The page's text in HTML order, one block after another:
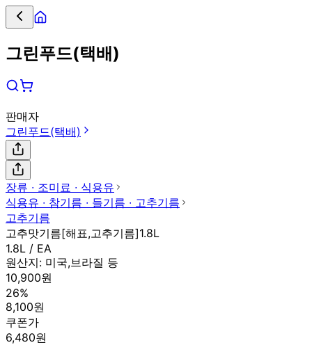
그린푸드(택배)
판매자
그린푸드(택배)
장류 ∙ 조미료 ∙ 식용유
식용유 ∙ 참기름 ∙ 들기름 ∙ 고추기름
고추기름
고추맛기름[해표,고추기름]1.8L
1.8L / EA
원산지: 미국,브라질 등
10,900원
26%
8,100원
쿠폰가
6,480원